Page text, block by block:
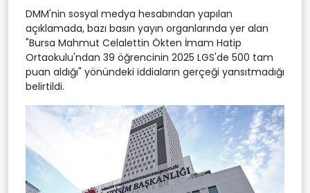
DMM'nin sosyal medya hesabından yapılan
açıklamada, bazı basın yayın organlarında yer alan
"Bursa Mahmut Celalettin Ökten İmam Hatip
Ortaokulu'ndan 39 öğrencinin 2025 LGS'de 500 tam
puan aldığı" yönündeki iddiaların gerçeği yansıtmadığı
belirtildi.